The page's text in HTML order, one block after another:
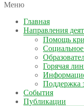
КОЛЫМА — ЗА
автономная
Меню
Главная
Направления
Помощь
Горячая
Поддержка
События
Публикации